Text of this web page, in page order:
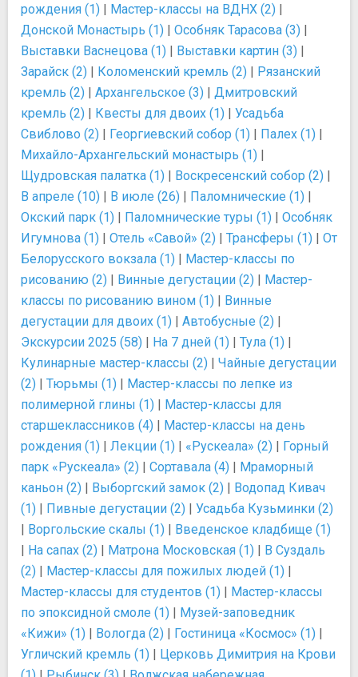
рождения (1) | Мастер-классы на ВДНХ (2) |
Донской Монастырь (1) | Особняк Тарасова (3) |
Выставки Васнецова (1) | Выставки картин (3) |
Зарайск (2) | Коломенский кремль (2) | Рязанский
кремль (2) | Архангельское (3) | Дмитровский
кремль (2) | Квесты для двоих (1) | Усадьба
Свиблово (2) | Георгиевский собор (1) | Палех (1) |
Михайло-Архангельский монастырь (1) |
Щудровская палатка (1) | Воскресенский собор (2) |
В апреле (10) | В июле (26) | Паломнические (1) |
Окский парк (1) | Паломнические туры (1) | Особняк
Игумнова (1) | Отель «Савой» (2) | Трансферы (1) | От
Белорусского вокзала (1) | Мастер-классы по
рисованию (2) | Винные дегустации (2) | Мастер-
классы по рисованию вином (1) | Винные
дегустации для двоих (1) | Автобусные (2) |
Экскурсии 2025 (58) | На 7 дней (1) | Тула (1) |
Кулинарные мастер-классы (2) | Чайные дегустации
(2) | Тюрьмы (1) | Мастер-классы по лепке из
полимерной глины (1) | Мастер-классы для
старшеклассников (4) | Мастер-классы на день
рождения (1) | Лекции (1) | «Рускеала» (2) | Горный
парк «Рускеала» (2) | Сортавала (4) | Мраморный
каньон (2) | Выборгский замок (2) | Водопад Кивач
(1) | Пивные дегустации (2) | Усадьба Кузьминки (2)
| Воргольские скалы (1) | Введенское кладбище (1)
| На сапах (2) | Матрона Московская (1) | В Суздаль
(2) | Мастер-классы для пожилых людей (1) |
Мастер-классы для студентов (1) | Мастер-классы
по эпоксидной смоле (1) | Музей-заповедник
«Кижи» (1) | Вологда (2) | Гостиница «Космос» (1) |
Угличский кремль (1) | Церковь Димитрия на Крови